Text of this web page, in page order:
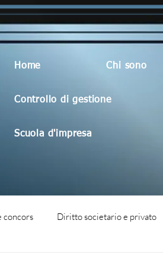
Home Chi sono
Controllo di gestione
Scuola d'impresa
concors Diritto societario e privato